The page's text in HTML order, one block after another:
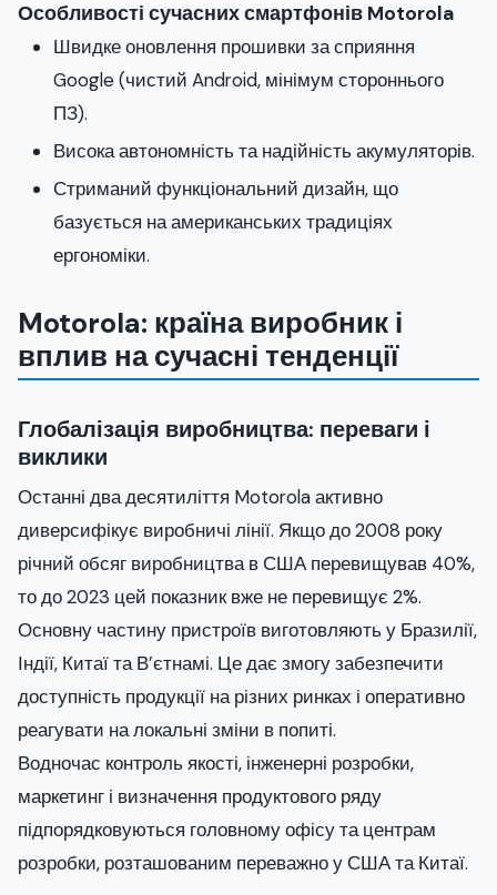
Особливості сучасних смартфонів Motorola
Швидке оновлення прошивки за сприяння
Google (чистий Android, мінімум стороннього
ПЗ).
Висока автономність та надійність акумуляторів.
Стриманий функціональний дизайн, що
базується на американських традиціях
ергономіки.
Motorola: країна виробник і
вплив на сучасні тенденції
Глобалізація виробництва: переваги і
виклики
Останні два десятиліття Motorola активно
диверсифікує виробничі лінії. Якщо до 2008 року
річний обсяг виробництва в США перевищував 40%,
то до 2023 цей показник вже не перевищує 2%.
Основну частину пристроїв виготовляють у Бразилії,
Індії, Китаї та В’єтнамі. Це дає змогу забезпечити
доступність продукції на різних ринках і оперативно
реагувати на локальні зміни в попиті.
Водночас контроль якості, інженерні розробки,
маркетинг і визначення продуктового ряду
підпорядковуються головному офісу та центрам
розробки, розташованим переважно у США та Китаї.